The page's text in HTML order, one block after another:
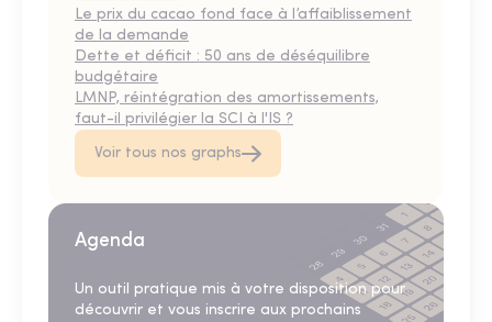
Le prix du cacao fond face à l’affaiblissement
de la demande
Dette et déficit : 50 ans de déséquilibre
budgétaire
LMNP, réintégration des amortissements,
faut-il privilégier la SCI à l'IS ?
Voir tous nos graphs
Agenda
Un outil pratique mis à votre disposition pour
découvrir et vous inscrire aux prochains